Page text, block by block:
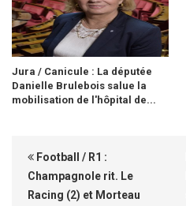
Jura / Canicule : La députée
Danielle Brulebois salue la
mobilisation de l'hôpital de...
Football / R1 :
Champagnole rit. Le
Racing (2) et Morteau